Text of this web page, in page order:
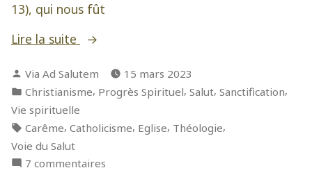
13), qui nous fût
Lire la suite
« « Si
n’ai
pas
charité,
ne
Publié
par
Via Ad Salutem
15 mars 2023
Publié
dans
Christianisme, Progrès Spirituel, Salut, Sanctification,
Vie spirituelle
Étiquettes :
Carême, Catholicisme, Eglise, Théologie,
Voie du Salut
7 commentaires